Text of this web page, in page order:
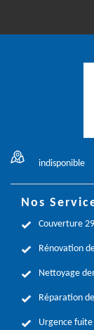
indisponible
Nos
Couverture
Rénovation
Nettoyage
Réparation
Urgence